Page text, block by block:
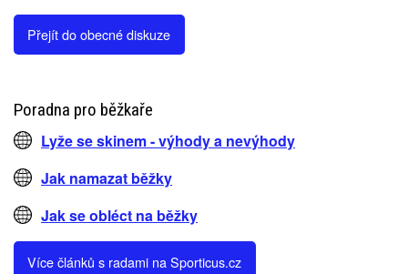
Přejít do obecné diskuze
Poradna pro běžkaře
Lyže se skinem - výhody a nevýhody
Jak namazat běžky
Jak se obléct na běžky
Více článků s radami na Sporticus.cz